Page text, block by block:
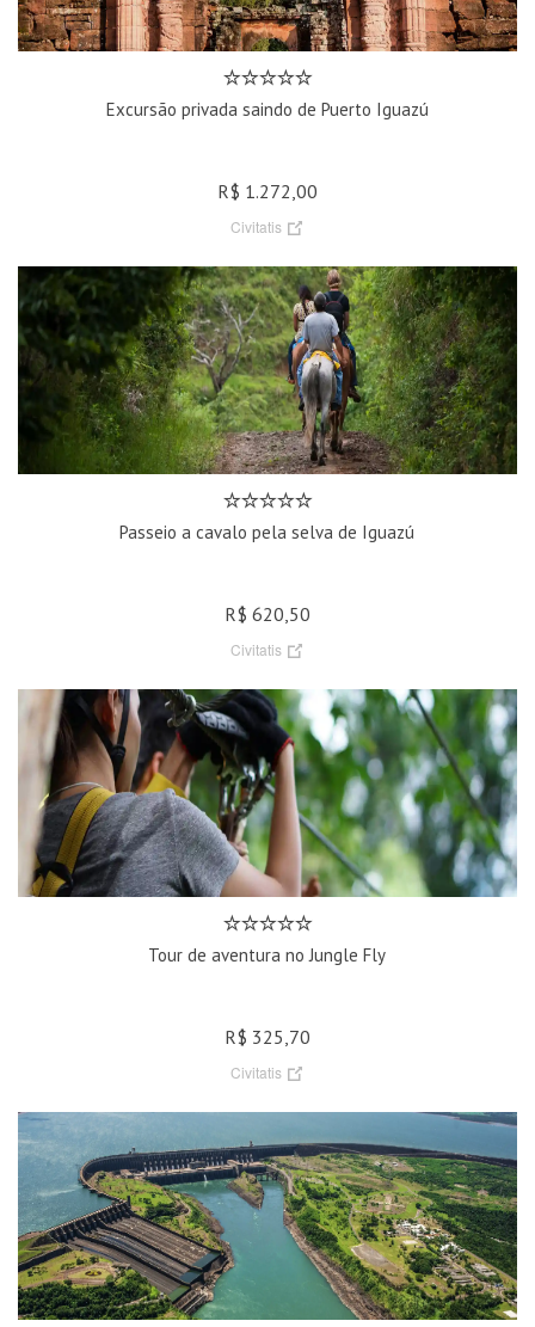
Excursão privada saindo de Puerto Iguazú
R$ 1.272,00
Civitatis
Passeio a cavalo pela selva de Iguazú
R$ 620,50
Civitatis
Tour de aventura no Jungle Fly
R$ 325,70
Civitatis